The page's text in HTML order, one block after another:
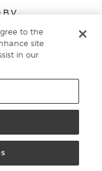
siedziba
9000
to the
site
in our